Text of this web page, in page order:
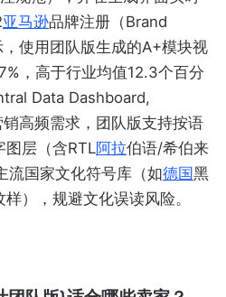
亚马逊品牌注册（Brand
使用团队版生成的A+模块视
，高于行业均值12.3个百分
Data Dashboard,
高频需求，团队版支持按语
图层（含RTL阿拉伯语/希伯来
流国家文化符号库（如德国黑
），规避文化误读风险。